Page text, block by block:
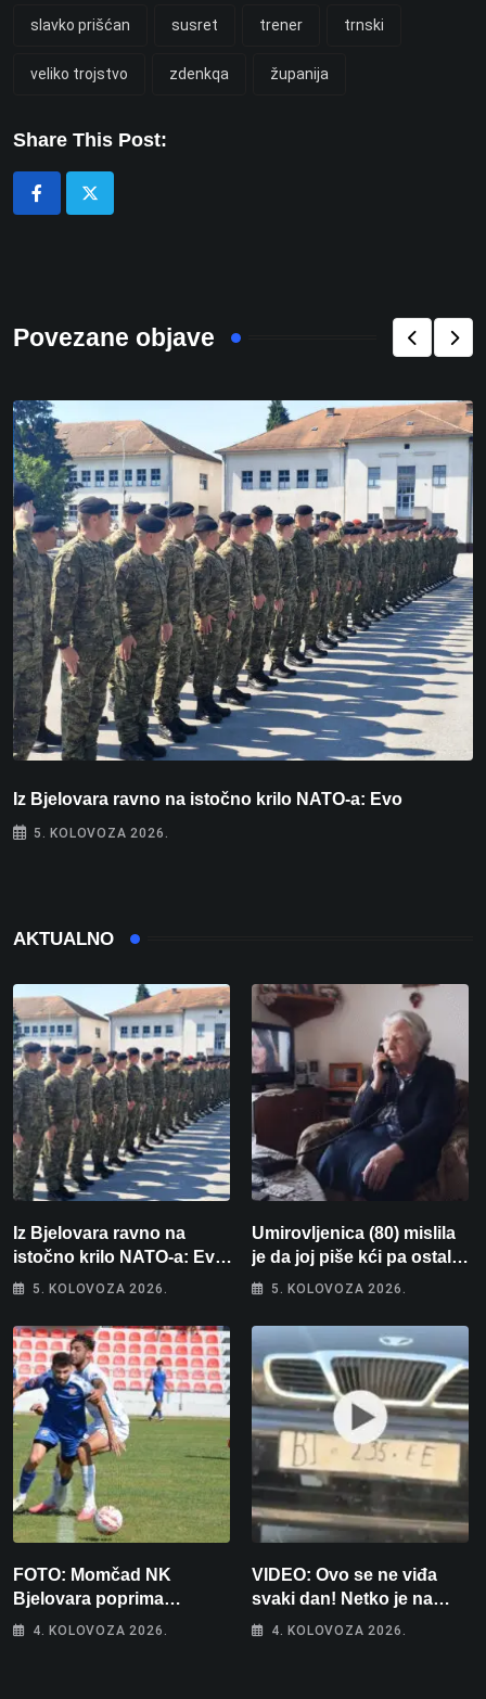
slavko prišćan susret trener trnski
veliko trojstvo zdenkqa županija
Share This Post:
Povezane objave
Iz Bjelovara ravno na istočno krilo NATO-a: Evo
5. KOLOVOZA 2026.
AKTUALNO
Iz Bjelovara ravno na
istočno krilo NATO-a: Evo
kamo odlazi 82 hrvatska
5. KOLOVOZA 2026.
Umirovljenica (80) mislila
je da joj piše kći pa ostala
bez 1000 eura
5. KOLOVOZA 2026.
FOTO: Momčad NK
Bjelovara poprima
jesenski izgled
4. KOLOVOZA 2026.
VIDEO: Ovo se ne viđa
svaki dan! Netko je na
auto stavio – ručno
4. KOLOVOZA 2026.